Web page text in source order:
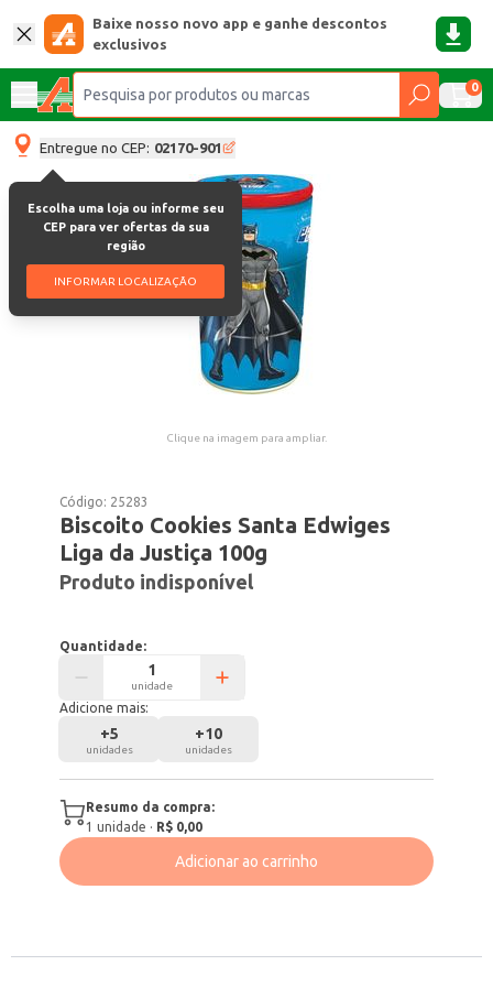
Baixe nosso novo app e ganhe descontos
exclusivos
0
Entregue no CEP: 02170-901
Escolha uma loja ou informe seu
CEP para ver ofertas da sua
região
INFORMAR LOCALIZAÇÃO
Clique na imagem para ampliar.
Código: 25283
Biscoito Cookies Santa Edwiges
Liga da Justiça 100g
Produto indisponível
Quantidade:
unidade
Adicione mais:
+5
unidades
+10
unidades
Resumo da compra:
1 unidade · R$ 0,00
Adicionar ao carrinho